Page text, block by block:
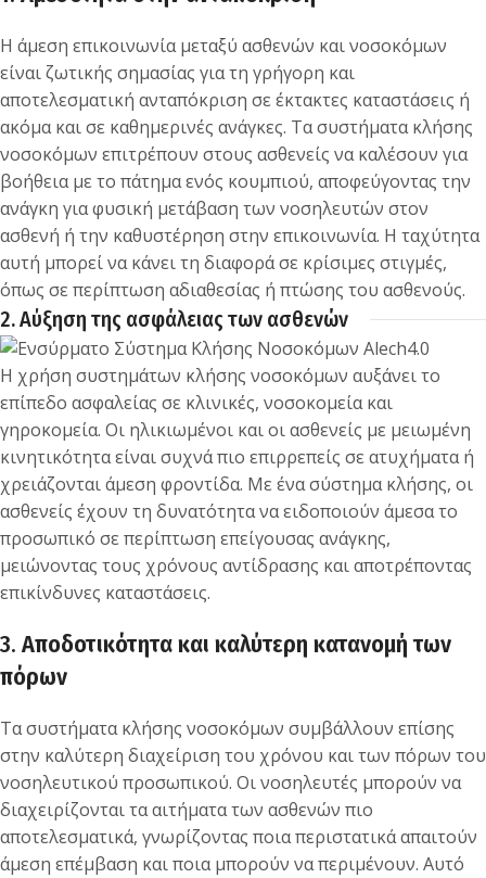
Η άμεση επικοινωνία μεταξύ ασθενών και νοσοκόμων
είναι ζωτικής σημασίας για τη γρήγορη και
αποτελεσματική ανταπόκριση σε έκτακτες καταστάσεις ή
ακόμα και σε καθημερινές ανάγκες. Τα συστήματα κλήσης
νοσοκόμων επιτρέπουν στους ασθενείς να καλέσουν για
βοήθεια με το πάτημα ενός κουμπιού, αποφεύγοντας την
ανάγκη για φυσική μετάβαση των νοσηλευτών στον
ασθενή ή την καθυστέρηση στην επικοινωνία. Η ταχύτητα
αυτή μπορεί να κάνει τη διαφορά σε κρίσιμες στιγμές,
όπως σε περίπτωση αδιαθεσίας ή πτώσης του ασθενούς.
2. Αύξηση της ασφάλειας των ασθενών
Η χρήση συστημάτων κλήσης νοσοκόμων αυξάνει το
επίπεδο ασφαλείας σε κλινικές, νοσοκομεία και
γηροκομεία. Οι ηλικιωμένοι και οι ασθενείς με μειωμένη
κινητικότητα είναι συχνά πιο επιρρεπείς σε ατυχήματα ή
χρειάζονται άμεση φροντίδα. Με ένα σύστημα κλήσης, οι
ασθενείς έχουν τη δυνατότητα να ειδοποιούν άμεσα το
προσωπικό σε περίπτωση επείγουσας ανάγκης,
μειώνοντας τους χρόνους αντίδρασης και αποτρέποντας
επικίνδυνες καταστάσεις.
3. Αποδοτικότητα και καλύτερη κατανομή των
πόρων
Τα συστήματα κλήσης νοσοκόμων συμβάλλουν επίσης
στην καλύτερη διαχείριση του χρόνου και των πόρων του
νοσηλευτικού προσωπικού. Οι νοσηλευτές μπορούν να
διαχειρίζονται τα αιτήματα των ασθενών πιο
αποτελεσματικά, γνωρίζοντας ποια περιστατικά απαιτούν
άμεση επέμβαση και ποια μπορούν να περιμένουν. Αυτό